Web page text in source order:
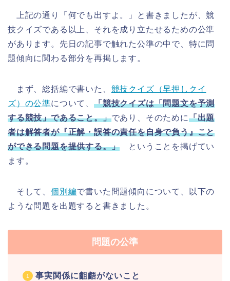
上記の通り「何でも出すよ。」と書きましたが、競
技クイズである以上、それを成り立たせるための公準
があります。先日の記事で触れた公準の中で、特に問
題傾向に関わる部分を再掲します。
まず、総括編で書いた、 競技クイズ（早押しクイ
ズ）の公準について、 「競技クイズは「問題文を予測
する競技」であること。」であり、そのために「出題
者は解答者が『正解・誤答の責任を自身で負う』こと
ができる問題を提供する。」 ということを掲げてい
ます。
そして、 個別編で書いた問題傾向について、以下の
ような問題を出題すると書きました。
問題の公準
事実関係に齟齬がないこと